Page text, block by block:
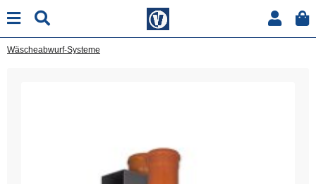
Wäscheabwurf-Systeme